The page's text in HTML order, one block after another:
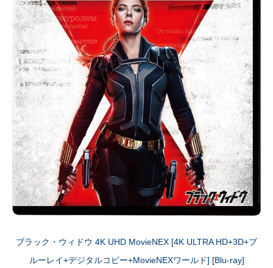
ブラック・ウィドウ 4K UHD MovieNEX [4K ULTRA HD+3D+ブ
ルーレイ+デジタルコピー+MovieNEXワールド] [Blu-ray]